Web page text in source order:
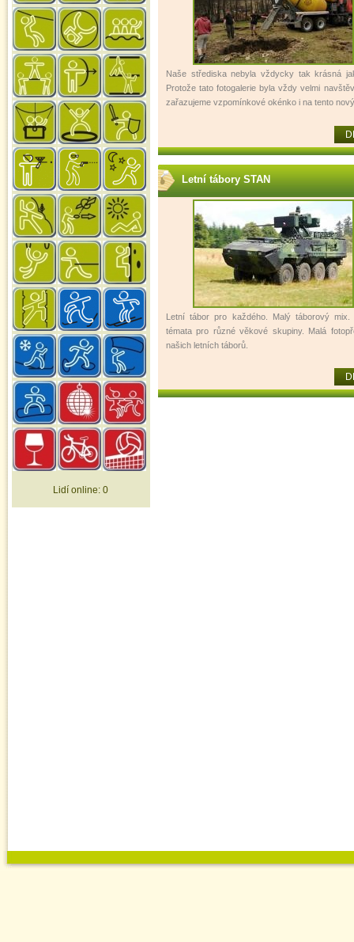
Naše střediska nebyla vždycky tak krásná
Protože tato fotogalerie byla vždy velmi
zařazujeme vzpomínkové okénko i na tento
Letní tábory STAN
Letní tábor pro každého. Malý táborový mix.
témata pro různé věkové skupiny. Malá
našich letních táborů.
Lidí online:0